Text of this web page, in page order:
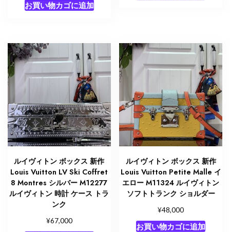
お買い物カゴに追加
ルイヴィトン ボックス 新作
Louis Vuitton LV Ski Coffret
8 Montres シルバー M12277
ルイヴィトン 時計 ケース トラ
ンク
¥67,000
ルイヴィトン ボックス 新作
Louis Vuitton Petite Malle イ
エロー M11324 ルイヴィトン
ソフトトランク ショルダー
¥48,000
お買い物カゴに追加